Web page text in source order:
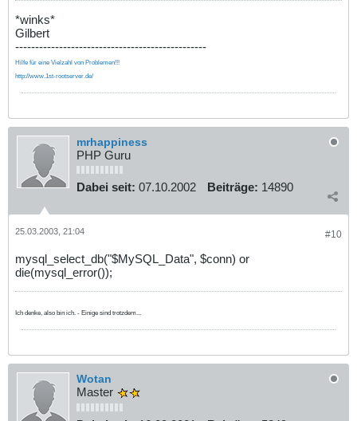
*winks*
Gilbert
------------------------------------------------
Hilfe für eine Vielzahl von Problemen!!!
http://www.1st-rootserver.de/
mrhappiness
PHP Guru
Dabei seit: 07.10.2002 Beiträge: 14890
#10
25.03.2003, 21:04
mysql_select_db("$MySQL_Data", $conn) or
die(mysql_error());
Ich denke, also bin ich. - Einige sind trotzdem...
Wotan
Master